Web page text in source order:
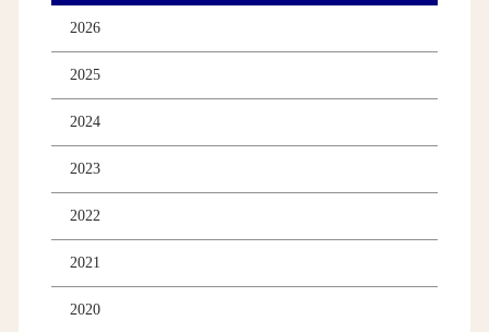
2026
2025
2024
2023
2022
2021
2020